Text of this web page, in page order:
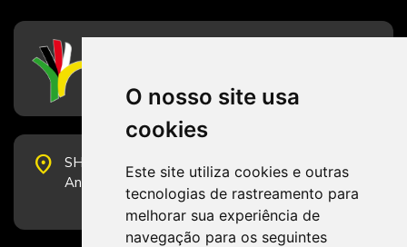
O nosso site usa
cookies
Este site utiliza cookies e outras
tecnologias de rastreamento para
melhorar sua experiência de
navegação para os seguintes
place
SHS Quadra 6, Bloco E, Complexo Brasil 21, 20º
Andar, Sala 2001 - CEP 70322-915 - Brasília/DF